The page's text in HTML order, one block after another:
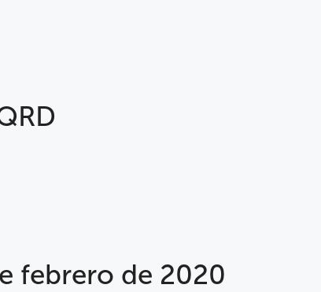
febrero de 2020